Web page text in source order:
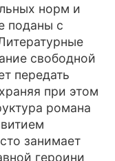
норм и
поданы с
свободной
передать
при этом
романа
занимает
героини